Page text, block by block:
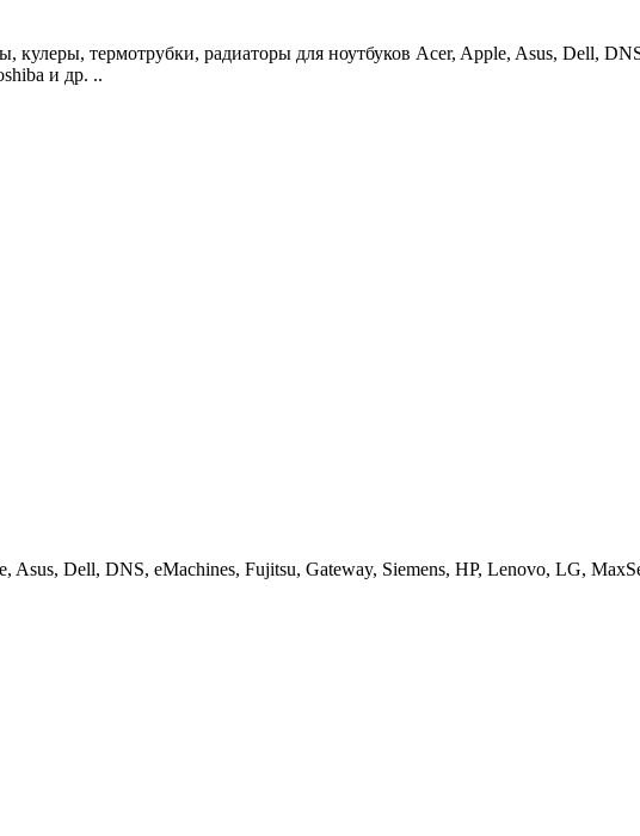
кулеры, термотрубки, радиаторы для ноутбуков Acer, Apple, Asus, Dell,
и др. ..
Dell, DNS, eMachines, Fujitsu, Gateway, Siemens, HP, Lenovo, LG,